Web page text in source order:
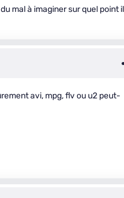
du mal à imaginer sur quel point
avi, mpg, flv ou u2 peut-